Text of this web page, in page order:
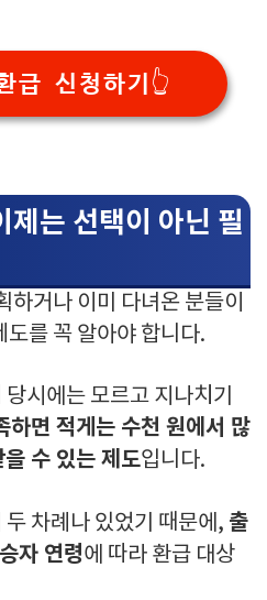
급 신청하기👆
제는 선택이 아닌 필
거나 이미 다녀온 분들이
도를 꼭 알아야 합니다.
시에는 모르고 지나치기
하면 적게는 수천 원에서 많
수 있는 제도입니다.
차례나 있었기 때문에, 출
자 연령에 따라 환급 대상